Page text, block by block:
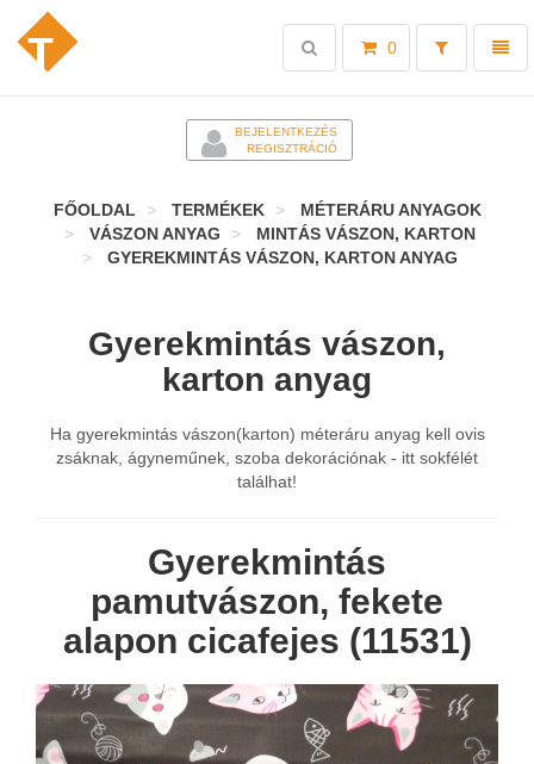
Toggle
0
Toggle
search
BEJELENTKEZÉS
REGISZTRÁCIÓ
FŐOLDAL TERMÉKEK
MÉTERÁRU ANYAGOK
VÁSZON ANYAG
MINTÁS VÁSZON, KARTON
GYEREKMINTÁS VÁSZON, KARTON ANYAG
Gyerekmintás vászon,
karton anyag
Ha gyerekmintás vászon(karton) méteráru anyag kell ovis
zsáknak, ágyneműnek, szoba dekorációnak - itt sokfélét
találhat!
Gyerekmintás
pamutvászon, fekete
alapon cicafejes (11531)